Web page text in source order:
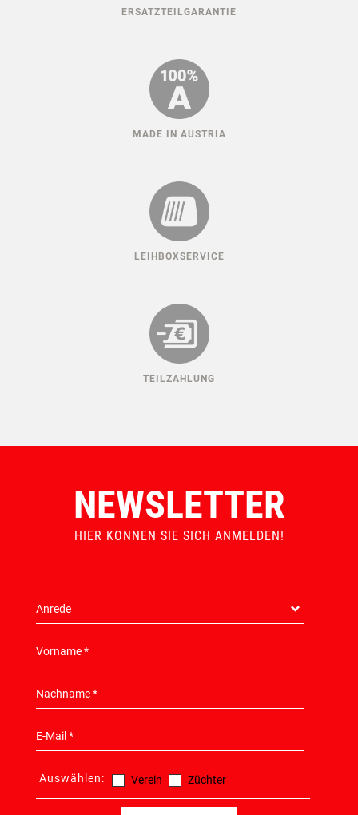
ERSATZTEILGARANTIE
MADE IN AUSTRIA
LEIHBOXSERVICE
TEILZAHLUNG
NEWSLETTER
HIER KONNEN SIE SICH ANMELDEN!
Auswählen: Verein Züchter